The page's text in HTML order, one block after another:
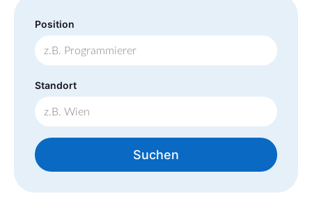
Position
Standort
Suchen